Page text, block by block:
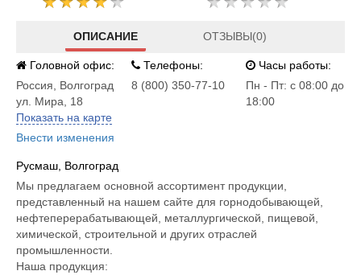
ОПИСАНИЕ ОТЗЫВЫ(0)
Головной офис:
Россия
Волгоград
ул. Мира, 18
Показать на карте
Внести изменения
Телефоны:
8 (800) 350-77-10
Часы работы:
Пн - Пт: с 08:00 до
18:00
Русмаш, Волгоград
Мы предлагаем основной ассортимент продукции,
представленный на нашем сайте для горнодобывающей,
нефтеперерабатывающей, металлургической, пищевой,
химической, строительной и других отраслей
промышленности.
Наша продукция: